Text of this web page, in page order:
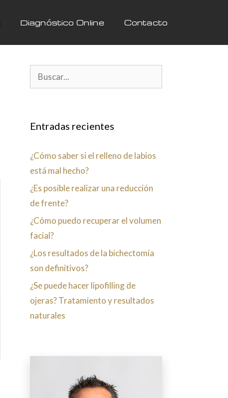
Diagnóstico Online Contacto
Entradas recientes
¿Cómo saber si el relleno de labios
está mal hecho?
¿Es posible realizar una reducción
de frente?
¿Cómo puedo recuperar el volumen
facial?
¿Los resultados de la bichectomía
son definitivos?
¿Se puede hacer lipofilling de
ojeras? Tratamiento y resultados
naturales